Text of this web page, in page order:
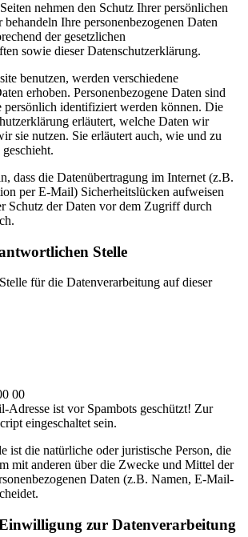
nehmen den Schutz Ihrer persönlichen
Ihre personenbezogenen Daten
der gesetzlichen
sowie dieser Datenschutzerklärung.
benutzen, werden verschiedene
erhoben. Personenbezogene Daten sind
persönlich identifiziert werden können. Die
erläutert, welche Daten wir
sie nutzen. Sie erläutert auch, wie und zu
dass die Datenübertragung im Internet (z.B.
per E-Mail) Sicherheitslücken aufweisen
Schutz der Daten vor dem Zugriff durch
Stelle
für die Datenverarbeitung auf dieser
00
Adresse ist vor Spambots geschützt! Zur
eingeschaltet sein.
ist die natürliche oder juristische Person, die
mit anderen über die Zwecke und Mittel der
Daten (z.B. Namen, E-Mail-
zur Datenverarbeitung